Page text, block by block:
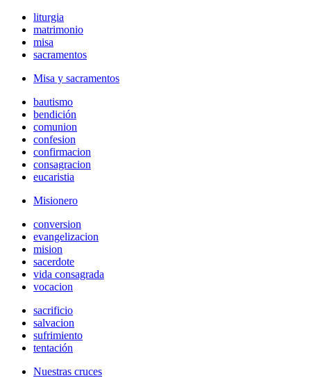
liturgia
matrimonio
misa
sacramentos
Misa y sacramentos
bautismo
bendición
comunion
confesion
confirmacion
consagracion
eucaristia
Misionero
conversion
evangelizacion
mision
sacerdote
vida consagrada
vocacion
sacrificio
salvacion
sufrimiento
tentación
Nuestras cruces